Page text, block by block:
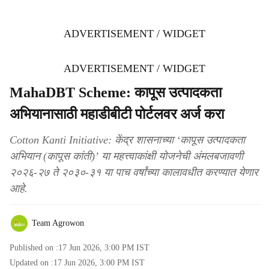
ADVERTISEMENT / WIDGET
ADVERTISEMENT / WIDGET
MahaDBT Scheme: कापूस उत्पादकता
अभियानासाठी महाडीबीटी पोर्टलवर अर्ज करा
Cotton Kanti Initiative: केंद्र शासनाच्या ‘कापूस उत्पादकता
अभियान (कापूस कांती)’ या महत्त्वाकांक्षी योजनेची अंमलबजावणी
२०२६-२७ ते २०३०-३१ या पाच वर्षांच्या कालावधीत करण्यात येणार
आहे.
Team Agrowon
Published on :17 Jun 2026, 3:00 PM IST
Updated on :17 Jun 2026, 3:00 PM IST